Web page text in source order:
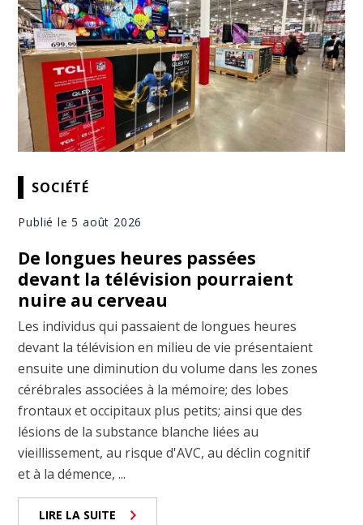
SOCIÉTÉ
Publié le 5 août 2026
De longues heures passées
devant la télévision pourraient
nuire au cerveau
Les individus qui passaient de longues heures
devant la télévision en milieu de vie présentaient
ensuite une diminution du volume dans les zones
cérébrales associées à la mémoire; des lobes
frontaux et occipitaux plus petits; ainsi que des
lésions de la substance blanche liées au
vieillissement, au risque d'AVC, au déclin cognitif
et à la démence, ...
LIRE LA SUITE